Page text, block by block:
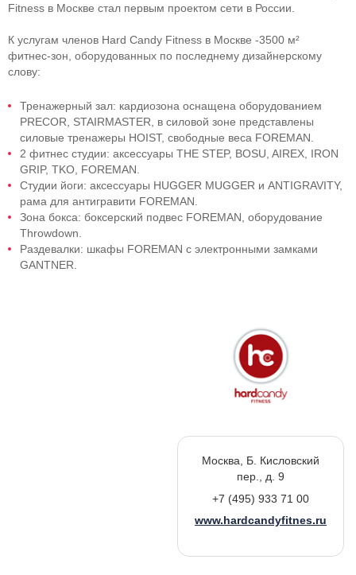
Fitness в Москве стал первым проектом сети в России.
К услугам членов Hard Candy Fitness в Москве -3500 м²
фитнес-зон , оборудованных по последнему дизайнерскому
слову:
Тренажерный зал: кардиозона оснащена оборудованием
PRECOR, STAIRMASTER, в силовой зоне представлены
силовые тренажеры HOIST, свободные веса FOREMAN.
2 фитнес студии: аксессуары THE STEP, BOSU, AIREX, IRON
GRIP, TKO, FOREMAN.
Студии йоги: аксессуары HUGGER MUGGER и ANTIGRAVITY,
рама для антигравити FOREMAN.
Зона бокса: боксерский подвес FOREMAN, оборудование
Throwdown.
Раздевалки: шкафы FOREMAN с электронными замками
GANTNER.
Москва, Б. Кисловский
пер., д. 9
+7 (495) 933 71 00
www.hardcandyfitnes.ru